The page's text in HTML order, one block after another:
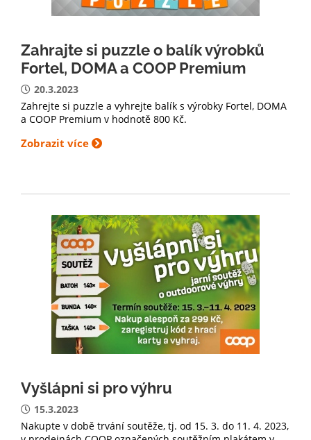
Zahrajte si puzzle o balík výrobků
Fortel, DOMA a COOP Premium
20.3.2023
Zahrejte si puzzle a vyhrejte balík s výrobky Fortel, DOMA
a COOP Premium v hodnotě 800 Kč.
Zobrazit více
Vyšlápni si pro výhru
15.3.2023
Nakupte v době trvání soutěže, tj. od 15. 3. do 11. 4. 2023,